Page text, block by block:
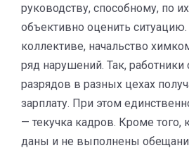
руководству, способному, по
объективно оценить
коллективе, начальство
ряд нарушений. Так,
разрядов в разных цехах
зарплату. При этом
— текучка кадров. Кроме того,
даны и не выполнены